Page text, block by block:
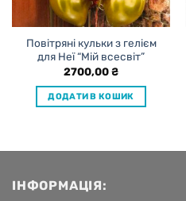
Повітряні кульки з гелієм
для Неї “Мій всесвіт”
2700,00₴
ДОДАТИ В КОШИК
ІНФОРМАЦІЯ: